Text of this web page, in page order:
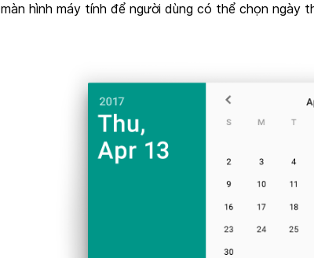
màn hình máy tính để người dùng có thể chọn ngày